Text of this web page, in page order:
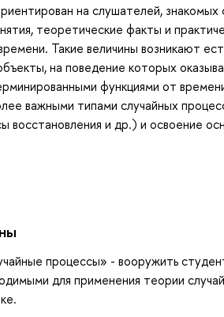
на слушателей,
теоретические факты и
Такие величины возникают
на поведение которых
функциями от
важными типами случайных
восстановления и др.) и освоение
процессы» - вооружить
для применения теории